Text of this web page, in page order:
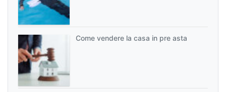
Come vendere la casa in pre asta